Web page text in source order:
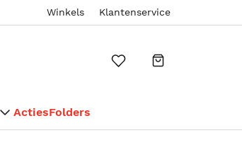
Winkels Klantenservice
ActiesFolders